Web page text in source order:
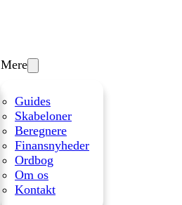
Mere
Guides
Skabeloner
Beregnere
Finansnyheder
Ordbog
Om os
Kontakt